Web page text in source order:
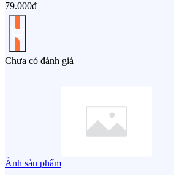
79.000đ
Chưa có đánh giá
Ảnh sản phẩm